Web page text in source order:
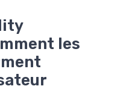
les